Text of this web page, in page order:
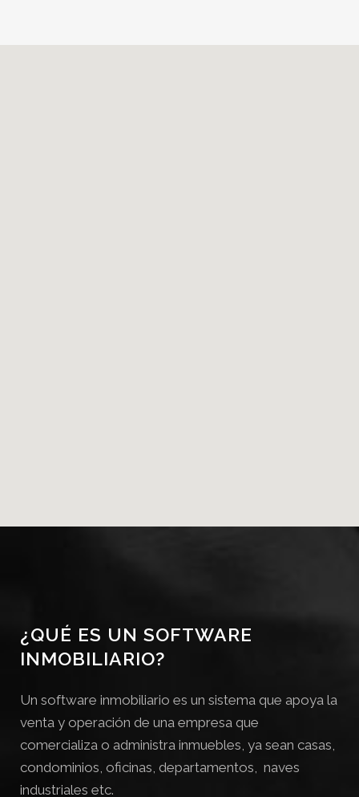
¿QUÉ ES UN SOFTWARE
INMOBILIARIO?
Un software inmobiliario es un sistema que apoya la
venta y operación de una empresa que
comercializa o administra inmuebles, ya sean casas,
condominios, oficinas, departamentos, naves
industriales etc.